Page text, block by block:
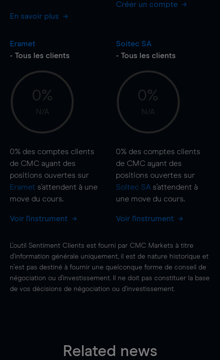
En savoir plus
Créer un compte
Eramet
- Tous les clients
0%
N/A
0% des comptes clients
de CMC ayant des
positions ouvertes sur
Eramet s'attendent à une
move du cours.
Voir l'instrument
Soitec SA
- Tous les clients
0%
N/A
0% des comptes clients
de CMC ayant des
positions ouvertes sur
Soitec SA s'attendent à
une move du cours.
Voir l'instrument
L'outil Sentiment Clients est fourni par CMC Markets à titre
d'information générale uniquement, il est de nature historique et
n'est pas destiné à fournir une quelconque forme de conseil de
négociation ou d'investissement. Il ne doit pas constituer la base
de vos décisions de négociation ou d'investissement.
Related news